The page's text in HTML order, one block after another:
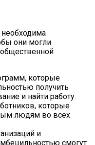
они могли
которые
получить
и найти работу.
которые
людям во всех
и
смогут